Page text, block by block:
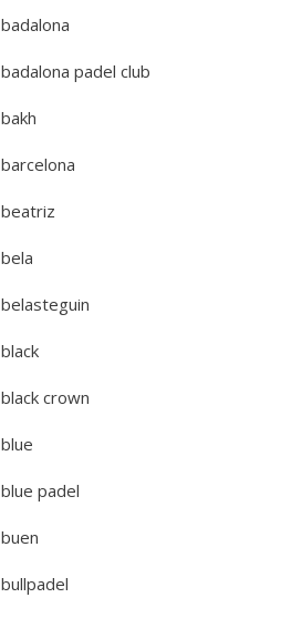
badalona
badalona padel club
bakh
barcelona
beatriz
bela
belasteguin
black
black crown
blue
blue padel
buen
bullpadel